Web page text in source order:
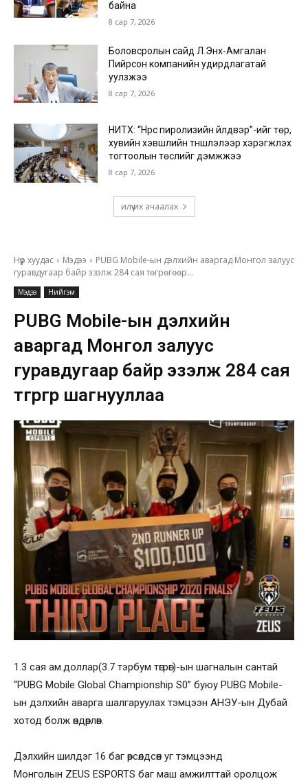
байна
8 сар 7, 2026
Боловсролын сайд Л.Энх-Амгалан
Пийрсон компанийн удирдлагатай
уулзжээ
8 сар 7, 2026
НИТХ: “Нүүрс пиролизийн үйлдвэр”-ийг төр,
хувийн хэвшлийн түншлэлээр хэрэгжүүлэх
тогтоолын төслийг дэмжжээ
8 сар 7, 2026
илүү их ачаалах